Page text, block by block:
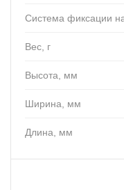
Система фиксации
Вес, г
Высота, мм
Ширина, мм
Длина, мм